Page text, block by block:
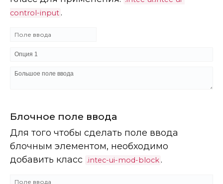
control-input.
Блочное поле ввода
Для того чтобы сделать поле ввода
блочным элементом, необходимо
добавить класс .intec-ui-mod-block.